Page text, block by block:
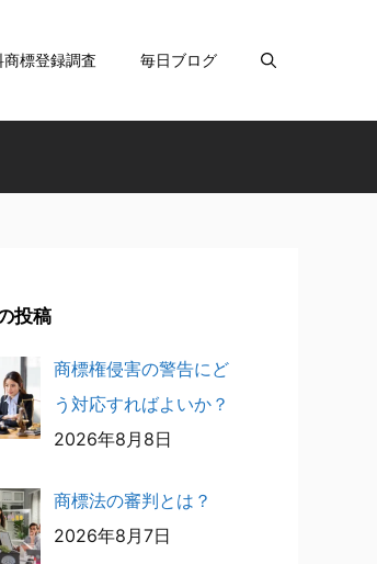
商標登録調査 毎日ブログ
投稿
商標権侵害の警告にど
う対応すればよいか？
2026年8月8日
商標法の審判とは？
2026年8月7日